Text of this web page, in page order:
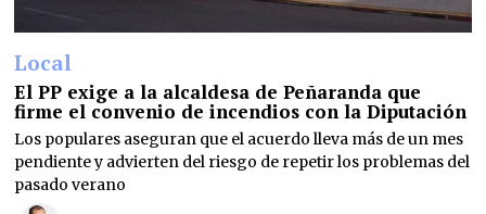
Local
El PP exige a la alcaldesa de Peñaranda que
firme el convenio de incendios con la Diputación
Los populares aseguran que el acuerdo lleva más de un mes
pendiente y advierten del riesgo de repetir los problemas del
pasado verano